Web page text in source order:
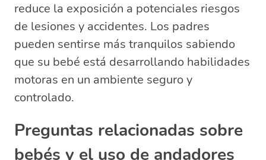
reduce la exposición a potenciales riesgos
de lesiones y accidentes. Los padres
pueden sentirse más tranquilos sabiendo
que su bebé está desarrollando habilidades
motoras en un ambiente seguro y
controlado.
Preguntas relacionadas sobre
bebés y el uso de andadores